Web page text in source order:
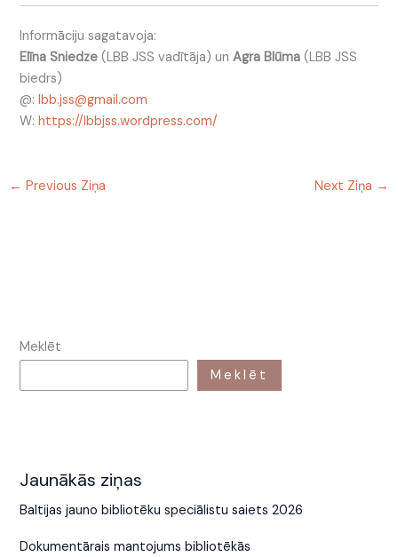
Informāciju sagatavoja:
Elīna Sniedze (LBB JSS vadītāja) unAgra Blūma (LBB JSS
biedrs)
@:lbb.jss@gmail.com
W:https://lbbjss.wordpress.com/
← Previous Ziņa Next Ziņa →
Meklēt
Meklēt
Jaunākās ziņas
Baltijas jauno bibliotēku speciālistu saiets 2026
Dokumentārais mantojums bibliotēkās